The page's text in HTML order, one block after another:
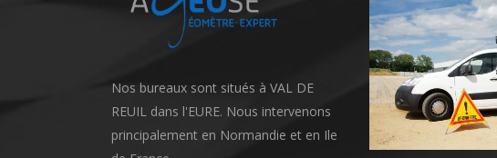
Nos bureaux sont situés à VAL DE
REUIL dans l'EURE. Nous intervenons
principalement en Normandie et en Ile